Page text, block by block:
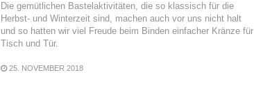
Die gemütlichen Bastelaktivitäten, die so klassisch für die
Herbst- und Winterzeit sind, machen auch vor uns nicht halt
und so hatten wir viel Freude beim Binden einfacher Kränze für
Tisch und Tür.
25. NOVEMBER 2018